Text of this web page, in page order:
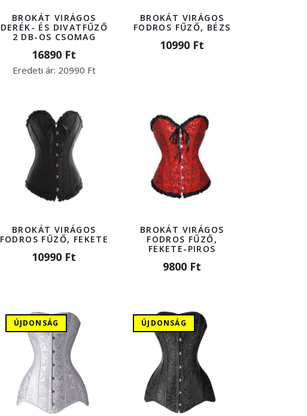
BROKÁT VIRÁGOS
DERÉK- ÉS DIVATFŰZŐ
2 DB-OS CSOMAG
16890 Ft
Eredeti ár: 20990 Ft
BROKÁT VIRÁGOS
FODROS FŰZŐ, BÉZS
10990 Ft
BROKÁT VIRÁGOS
FODROS FŰZŐ, FEKETE
10990 Ft
BROKÁT VIRÁGOS
FODROS FŰZŐ,
FEKETE-PIROS
9800 Ft
ÚJDONSÁG ÚJDONSÁG